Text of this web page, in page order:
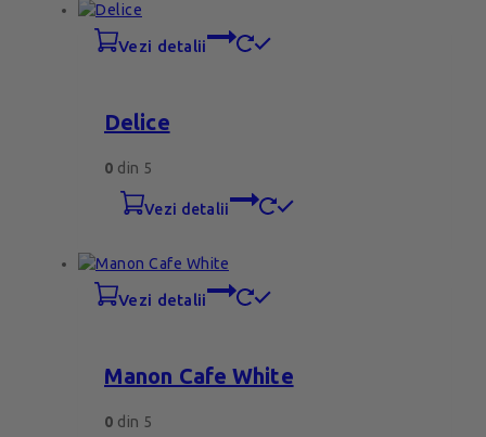
vezi detalii
Delice
0 din 5
vezi detalii
vezi detalii
Manon Cafe White
0 din 5